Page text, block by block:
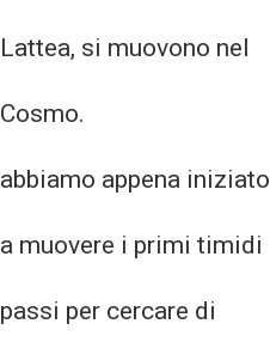
Lattea, si muovono nel
Cosmo.
abbiamo appena iniziato
a muovere i primi timidi
passi per cercare di